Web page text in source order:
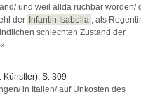
und weil allda ruchbar worden/
der Infantin Isabella
, als
schlechten Zustand der
Künstler), S. 309
in Italien/ auf Unkosten des